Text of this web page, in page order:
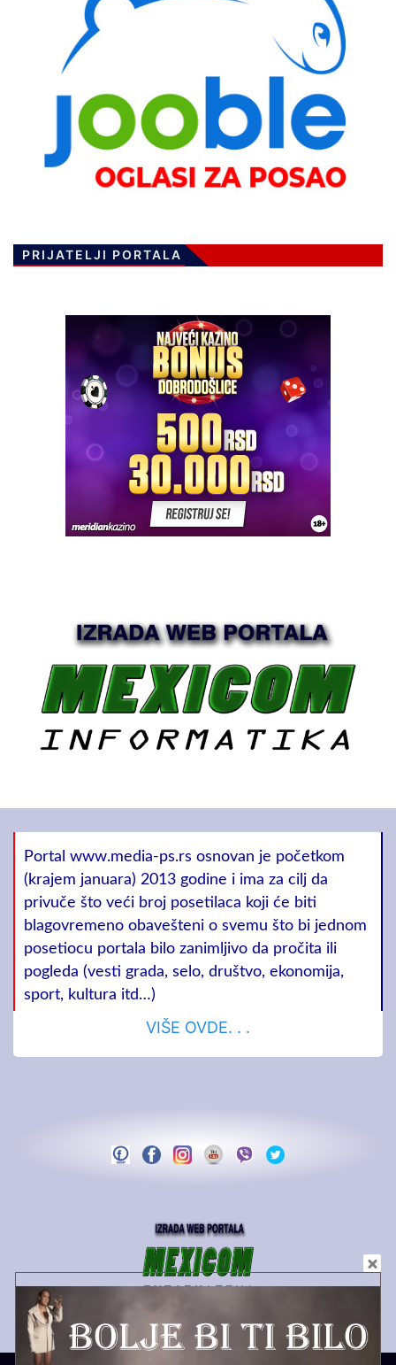
PRIJATELJI PORTALA
Portal www.media-ps.rs osnovan je početkom
(krajem januara) 2013 godine i ima za cilj da
privuče što veći broj posetilaca koji će biti
blagovremeno obavešteni o svemu što bi jednom
posetiocu portala bilo zanimljivo da pročita ili
pogleda (vesti grada, selo, društvo, ekonomija,
sport, kultura itd…)
VIŠE OVDE. . .